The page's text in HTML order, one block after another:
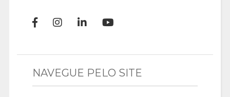
NAVEGUE PELO SITE